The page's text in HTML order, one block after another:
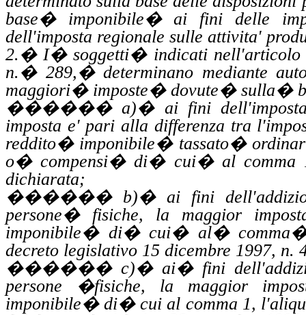
base� imponibile�ai fini delle
dell'imposta regionale sulle attivita'
2.�I�soggetti� indicati nell'articolo
n.� 289,� determinano mediante
maggiori� imposte� dovute� sulla�
������a)� ai fini
imposta e' pari alla differenza tra
reddito� imponibile� tassato�
o�compensi�di� cui� al comma
dichiarata;
������ b)�ai fini
persone� fisiche, la maggior
imponibile� di� cui� al� comma
decreto legislativo 15 dicembre 1997, n.
������ c)� ai� fini
persone
�fisiche, la maggior
imponibile�di�cui al comma 1,